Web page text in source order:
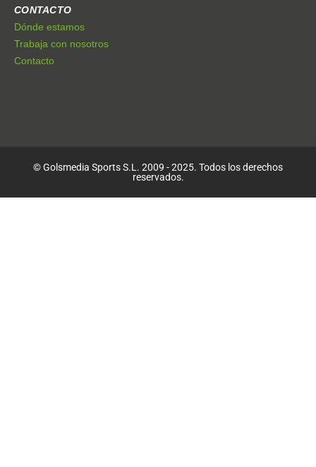
CONTACTO
Dónde estamos
Trabaja con nosotros
Contacto
© Golsmedia Sports S.L. 2009 - 2025. Todos los derechos
reservados.